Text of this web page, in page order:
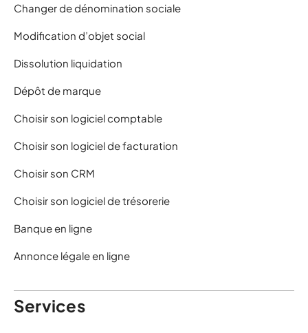
Changer de dénomination sociale
Modification d’objet social
Dissolution liquidation
Dépôt de marque
Choisir son logiciel comptable
Choisir son logiciel de facturation
Choisir son CRM
Choisir son logiciel de trésorerie
Banque en ligne
Annonce légale en ligne
Services